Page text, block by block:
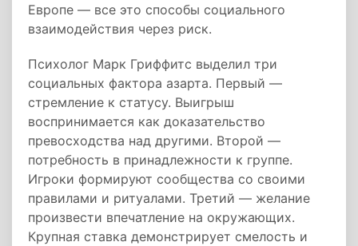
Европе — все это способы социального
взаимодействия через риск.
Психолог Марк Гриффитс выделил три
социальных фактора азарта. Первый —
стремление к статусу. Выигрыш
воспринимается как доказательство
превосходства над другими. Второй —
потребность в принадлежности к группе.
Игроки формируют сообщества со своими
правилами и ритуалами. Третий — желание
произвести впечатление на окружающих.
Крупная ставка демонстрирует смелость и